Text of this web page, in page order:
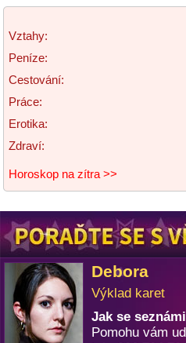
Vztahy:
Peníze:
Cestování:
Práce:
Erotika:
Zdraví:
Horoskop na zítra >>
Debora
Výklad karet
Jak se
Pomohu vám